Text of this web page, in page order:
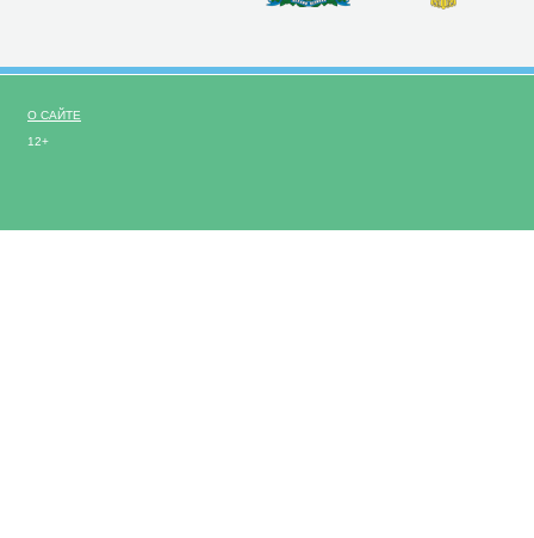
О САЙТЕ
12+